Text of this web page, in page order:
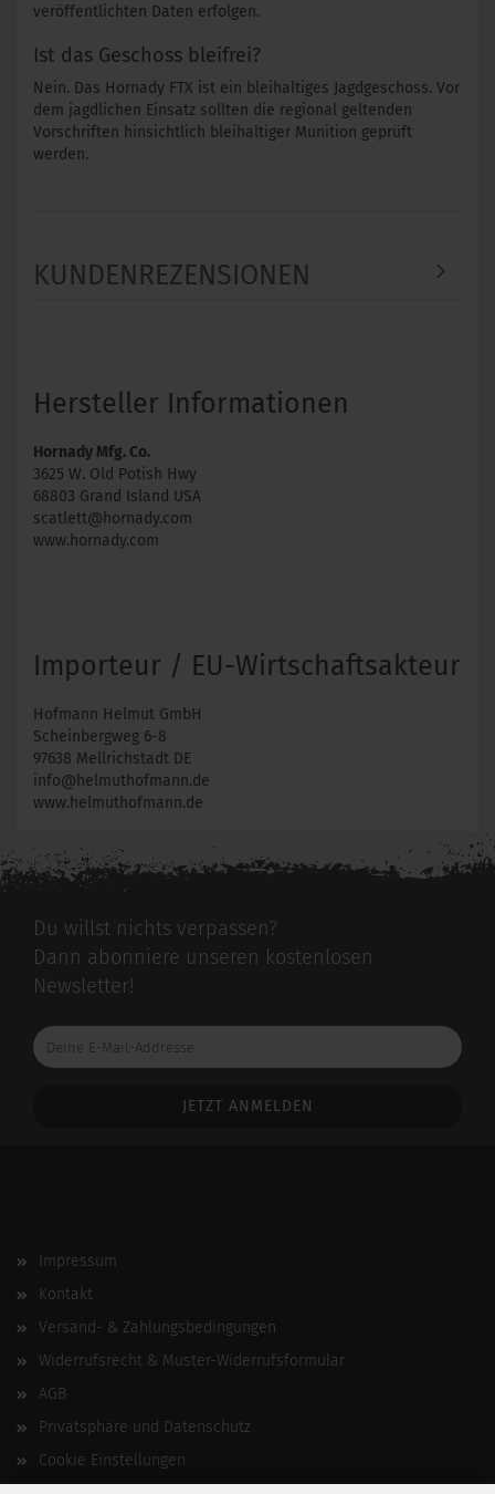
veröffentlichten Daten erfolgen.
Ist das Geschoss bleifrei?
Nein. Das Hornady FTX ist ein bleihaltiges Jagdgeschoss. Vor
dem jagdlichen Einsatz sollten die regional geltenden
Vorschriften hinsichtlich bleihaltiger Munition geprüft
werden.
KUNDENREZENSIONEN
Hersteller Informationen
Hornady Mfg. Co.
3625 W. Old Potish Hwy
68803 Grand Island USA
scatlett@hornady.com
www.hornady.com
Importeur / EU-Wirtschaftsakteur
Hofmann Helmut GmbH
Scheinbergweg 6-8
97638 Mellrichstadt DE
info@helmuthofmann.de
www.helmuthofmann.de
Du willst nichts verpassen?
Dann abonniere unseren kostenlosen
Newsletter!
Deine
E-
Impressum
Kontakt
Versand- & Zahlungsbedingungen
Widerrufsrecht & Muster-Widerrufsformular
AGB
Privatsphäre und Datenschutz
Cookie Einstellungen